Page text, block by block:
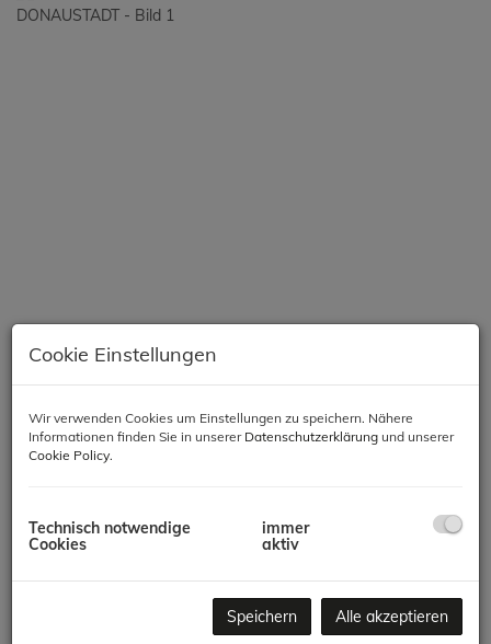
Beschreibung
Die Neubauwohnungen im 22. Bezirk verbinden Wohnkomfort
Cookie Einstellungen
Wir verwenden Cookies um Einstellungen zu speichern. Nähere
Informationen finden Sie in unserer Datenschutzerklärung und unserer
Cookie Policy.
Technisch notwendige
Cookies
immer
aktiv
Speichern Alle akzeptieren